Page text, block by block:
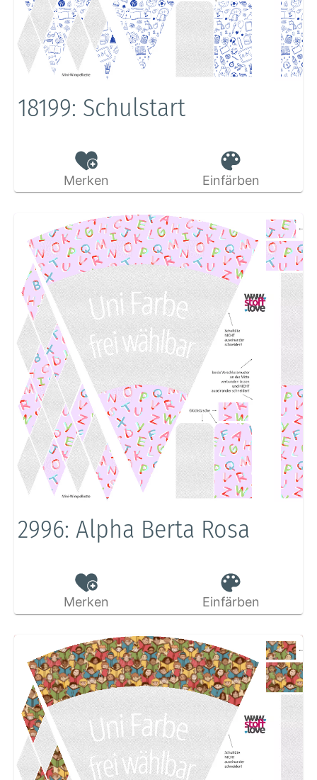
18199: Schulstart
Merken Einfärben
2996: Alpha Berta Rosa
Merken Einfärben